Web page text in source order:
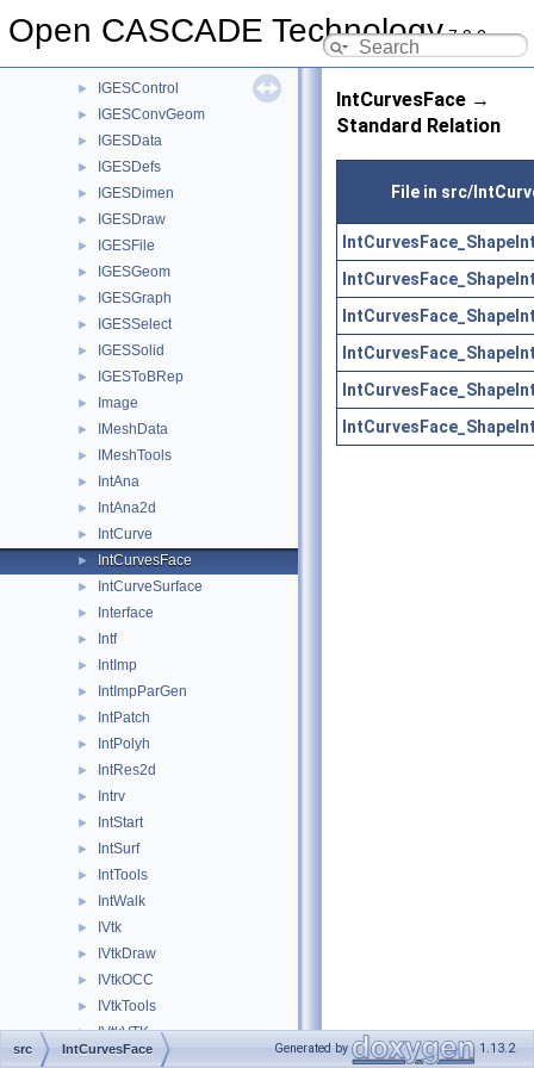
Open CASCADE Technology7.9.0
IGESBasic
► IGESControl
► IGESConvGeom
► IGESData
► IGESDefs
► IGESDimen
► IGESDraw
► IGESFile
► IGESGeom
► IGESGraph
► IGESSelect
► IGESSolid
► IGESToBRep
► Image
► IMeshData
► IMeshTools
► IntAna
► IntAna2d
► IntCurve
► IntCurvesFace
► IntCurveSurface
► Interface
► Intf
► IntImp
► IntImpParGen
► IntPatch
► IntPolyh
► IntRes2d
► Intrv
► IntStart
► IntSurf
► IntTools
► IntWalk
► IVtk
► IVtkDraw
► IVtkOCC
► IVtkTools
► IVtkVTK
► Law
IntCurvesFace →
Standard Relation
File in src/
src IntCurvesFace Generated by 1.13.2